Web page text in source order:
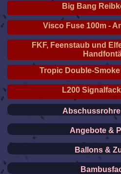
Big Bang
Visco Fuse 100m -
FKF, Feenstaub und
Tropic Double-
L200
Angebote &
Ballons &